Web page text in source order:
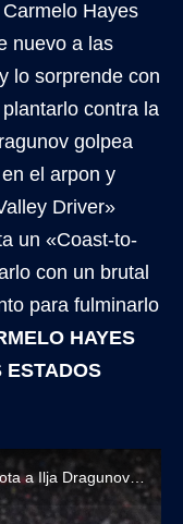
Hayes
nuevo a las
lo sorprende con
contra la
golpea
el arpon y
Driver»
un «Coast-to-
con un brutal
para fulminarlo
HAYES
ESTADOS
MELO NO FALLA: Carmelo Hayes derrota a Ilja Dragunov y conquista el Título de los Estados Unidos